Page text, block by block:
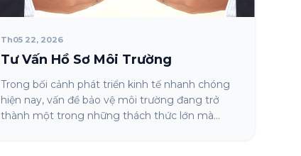
Th05 22, 2026
Tư Vấn Hồ Sơ Môi Trường
Trong bối cảnh phát triển kinh tế nhanh chóng
hiện nay, vấn đề bảo vệ môi trường đang trở
thành một trong những thách thức lớn mà...